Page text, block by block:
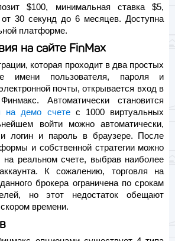
$100, минимальная ставка $5,
30 секунд до 6 месяцев. Доступна
платформе.
на сайте FinMax
которая проходит в два простых
имени пользователя, пароля и
почты, открывается вход в
Автоматически становится
на демо счетес 1000 виртуальных
войти можно автоматически,
логин и пароль в браузере. После
и собственной стратегии можно
на реальном счете, выбрав наиболее
К сожалению, торговля на
брокера ограничена по срокам
но этот недостаток обещают
времени.